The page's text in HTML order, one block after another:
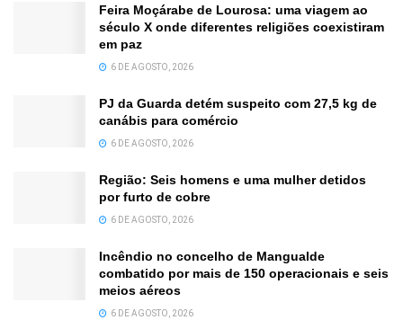
Feira Moçárabe de Lourosa: uma viagem ao
século X onde diferentes religiões coexistiram
em paz
6 DE AGOSTO, 2026
PJ da Guarda detém suspeito com 27,5 kg de
canábis para comércio
6 DE AGOSTO, 2026
Região: Seis homens e uma mulher detidos
por furto de cobre
6 DE AGOSTO, 2026
Incêndio no concelho de Mangualde
combatido por mais de 150 operacionais e seis
meios aéreos
6 DE AGOSTO, 2026